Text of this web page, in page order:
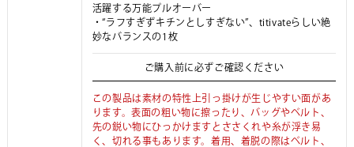
活躍する万能プルオーバー
・“ラフすぎずキチンとしすぎない”、titivateらしい絶
妙なバランスの1枚
ご購入前に必ずご確認ください
この製品は素材の特性上引っ掛けが生じやすい面があ
ります。表面の粗い物に擦ったり、バッグやベルト、
先の鋭い物にひっかけますとささくれや糸が浮き易
く、切れる事もあります。着用、着脱の際はベルト、